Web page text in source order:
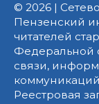
© 2026 |
Пензенский
читателей
Федеральной
связи,
Реестровая